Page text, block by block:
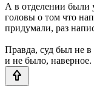
А в отделении были
головы о том что
придумали, раз
Правда, суд был не в
и не было, наверное.